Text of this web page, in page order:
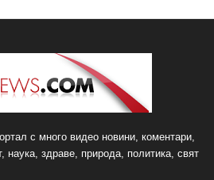
с много видео новини, коментари,
наука, здраве, природа, политика, свят